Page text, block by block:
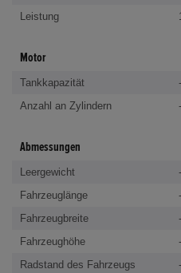
Leistung
Motor
Tankkapazität
-
Anzahl an Zylindern
-
Abmessungen
Leergewicht
-
Fahrzeuglänge
-
Fahrzeugbreite
-
Fahrzeughöhe
-
Radstand des Fahrzeugs
-